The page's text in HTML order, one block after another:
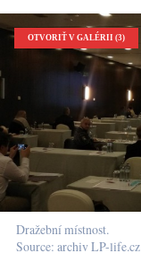
OTVORIŤ V GALÉRII (3)
Dražební místnost.
Source: archiv LP-life.cz